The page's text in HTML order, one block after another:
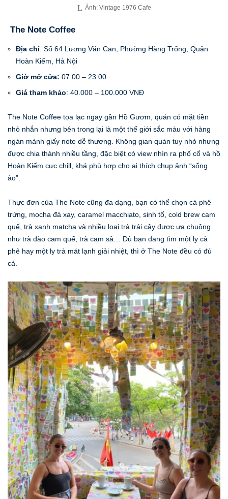
Ảnh: Vintage 1976 Cafe
The Note Coffee
Địa chỉ: Số 64 Lương Văn Can, Phường Hàng Trống, Quận
Hoàn Kiếm, Hà Nội
Giờ mở cửa: 07:00 – 23:00
Giá tham khảo: 40.000 – 100.000 VNĐ
The Note Coffee tọa lạc ngay gần Hồ Gươm, quán có mặt tiền
nhỏ nhắn nhưng bên trong lại là một thế giới sắc màu với hàng
ngàn mảnh giấy note dễ thương. Không gian quán tuy nhỏ nhưng
được chia thành nhiều tầng, đặc biệt có view nhìn ra phố cổ và hồ
Hoàn Kiếm cực chill, khá phù hợp cho ai thích chụp ảnh “sống
ảo”.
Thực đơn của The Note cũng đa dạng, bạn có thể chọn cà phê
trứng, mocha đá xay, caramel macchiato, sinh tố, cold brew cam
quế, trà xanh matcha và nhiều loại trà trái cây được ưa chuộng
như trà đào cam quế, trà cam sả… Dù bạn đang tìm một ly cà
phê hay một ly trà mát lạnh giải nhiệt, thì ở The Note đều có đủ
cả.